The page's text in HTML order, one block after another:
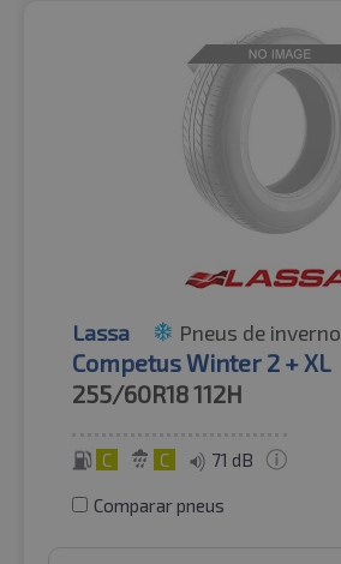
Lassa Pneus de inverno
Competus Winter 2 + XL
255/60R18112H
C C 71 dB
Comparar pneus